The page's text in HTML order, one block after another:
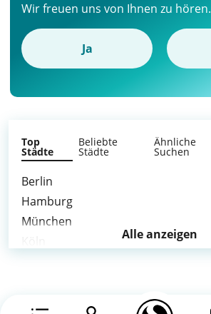
Wir freuen uns von Ihnen zu hören.
Ja
Top
Städte
Beliebte
Städte
Ähnliche
Suchen
Berlin
Hamburg
München
Alle anzeigen